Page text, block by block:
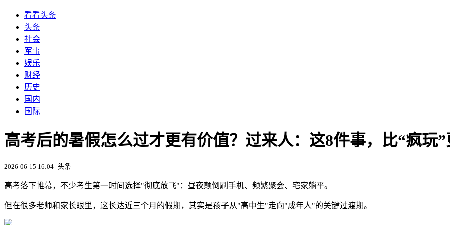
看看头条
头条
社会
军事
娱乐
财经
历史
国内
国际
高考后的暑假怎么过才更有价值？过来人：这8件事，比“疯玩
2026-06-15 16:04 头条
高考落下帷幕，不少考生第一时间选择"彻底放飞"：昼夜颠倒刷手机、频繁聚会、宅家躺平。
但在很多老师和家长眼里，这长达近三个月的假期，其实是孩子从"高中生"走向"成年人"的关键过渡期。